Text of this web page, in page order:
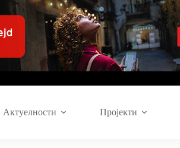
Актуелности Пројекти